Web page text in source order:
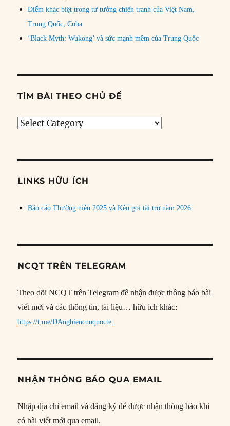
Điểm khác biệt trong tư tưởng chiến tranh của Việt Nam,
Trung Quốc, Cuba
‘Black Myth: Wukong’ và sức mạnh mềm của Trung Quốc
TÌM BÀI THEO CHỦ ĐỀ
Tìm
đề
LINKS HỮU ÍCH
Báo cáo Thường niên 2025 và Kêu gọi tài trợ năm 2026
NCQT TRÊN TELEGRAM
Theo dõi NCQT trên Telegram để nhận được thông báo bài
viết mới và các thông tin, tài liệu… hữu ích khác:
https://t.me/DAnghiencuuquocte
NHẬN THÔNG BÁO QUA EMAIL
Nhập địa chỉ email và đăng ký để được nhận thông báo khi
có bài viết mới qua email.